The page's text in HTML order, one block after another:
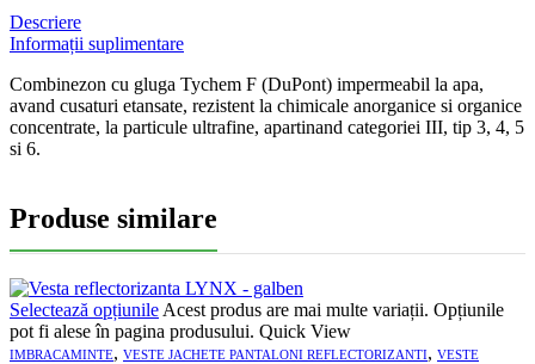
Descriere
Informații suplimentare
Combinezon cu gluga Tychem F (DuPont) impermeabil la apa,
avand cusaturi etansate, rezistent la chimicale anorganice si organice
concentrate, la particule ultrafine, apartinand categoriei III, tip 3, 4, 5
si 6.
Produse similare
Selectează opțiunile Acest produs are mai multe variații. Opțiunile
pot fi alese în pagina produsului. Quick View
IMBRACAMINTE, VESTE JACHETE PANTALONI REFLECTORIZANTI, VESTE